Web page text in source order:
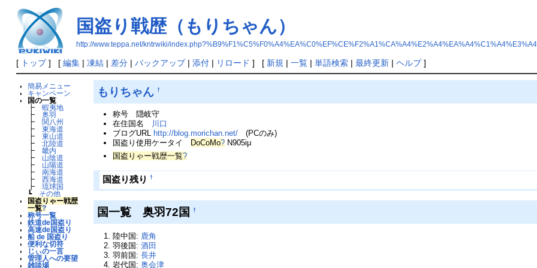
国盗り戦歴（もりちゃん）
http://www.teppa.net/kntrwiki/
[ トップ] [ 編集| 凍結| 差分| バックアップ| 添付| リロード ] [ 新規 | 一覧| 単語検索| 最終更新| ヘルプ]
簡易メニュー
キャンペーン
国の一覧
┣ 蝦夷地
┣ 奥羽
┣
関八州
┣ 東海道
┣ 東山道
┣ 北陸道
┣ 畿内
┣
山陰道
┣
山陽道
┣ 南海道
┣ 西海道
┣ 琉球国
┗
その他
国盗りゃー戦歴
一覧?
称号一覧
鉄道de国盗り
高速de国盗り
船 de 国盗り
便利な切符
じぃの一言
管理人への要望
雑談場
もりちゃん †
称号 隠岐守
在住国名
川口
ブログURL
http://blog.morichan.net/ (PCのみ)
国盗り使用ケータイ
DoCoMo? N905iμ
国盗りゃー戦歴一覧?
国盗り残り †
国一覧 奥羽72国†
陸中国: 鹿角
羽後国:酒田
羽前国:長井
岩代国:奥会津